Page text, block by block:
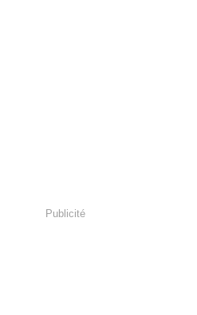
Publicité